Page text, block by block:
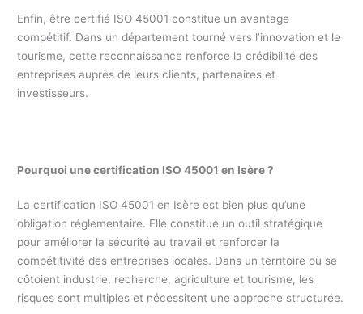
Enfin, être certifié ISO 45001 constitue un avantage
compétitif. Dans un département tourné vers l’innovation et le
tourisme, cette reconnaissance renforce la crédibilité des
entreprises auprès de leurs clients, partenaires et
investisseurs.
Pourquoi une certification ISO 45001 en Isère ?
La certification ISO 45001 en Isère est bien plus qu’une
obligation réglementaire. Elle constitue un outil stratégique
pour améliorer la sécurité au travail et renforcer la
compétitivité des entreprises locales. Dans un territoire où se
côtoient industrie, recherche, agriculture et tourisme, les
risques sont multiples et nécessitent une approche structurée.